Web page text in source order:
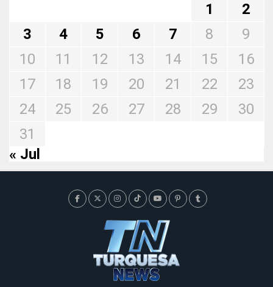
1
2
3
4 5 6 7 8
9
10
11 12 13 14 15
16
17
18 19 20 21 22
23
24
25 26 27 28 29
30
31
« Jul